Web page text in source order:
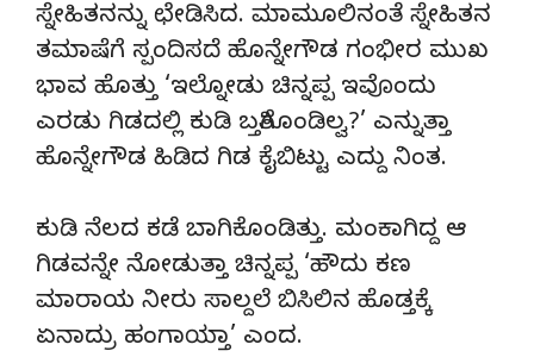
ಸ್ನೇಹಿತನನ್ನು ಛೇಡಿಸಿದ. ಮಾಮೂಲಿನಂತೆ ಸ್ನೇಹಿತನ
ತಮಾಷೆಗೆ ಸ್ಪಂದಿಸದೆ ಹೊನ್ನೇಗೌಡ ಗಂಭೀರ ಮುಖ
ಭಾವ ಹೊತ್ತು ‘ಇಲ್ನೋಡು ಚಿನ್ನಪ್ಪ ಇವೊಂದು
ಎರಡು ಗಿಡದಲ್ಲಿ ಕುಡಿ ಬತ್ತಿಗೊಂಡಿಲ್ವ?’ ಎನ್ನುತ್ತಾ
ಹೊನ್ನೇಗೌಡ ಹಿಡಿದ ಗಿಡ ಕೈಬಿಟ್ಟು ಎದ್ದು ನಿಂತ.
ಕುಡಿ ನೆಲದ ಕಡೆ ಬಾಗಿಕೊಂಡಿತ್ತು. ಮಂಕಾಗಿದ್ದ ಆ
ಗಿಡವನ್ನೇ ನೋಡುತ್ತಾ ಚಿನ್ನಪ್ಪ ‘ಹೌದು ಕಣ
ಮಾರಾಯ ನೀರು ಸಾಲ್ದಲೆ ಬಿಸಿಲಿನ ಹೊಡ್ತಕ್ಕೆ
ಏನಾದ್ರು ಹಂಗಾಯ್ತಾ’ ಎಂದ.